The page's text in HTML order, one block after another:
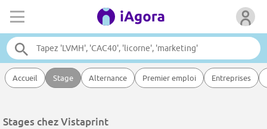
Accueil Stage Alternance Premier emploi Entreprises
Stages chez Vistaprint